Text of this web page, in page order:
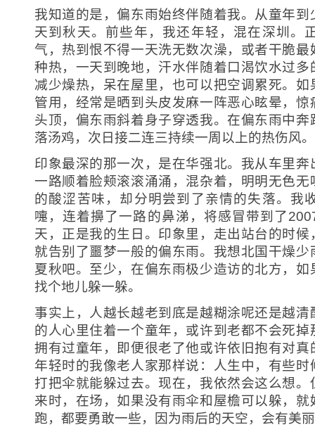
我知道的是，偏东雨始终伴随着我。从童年
天到秋天。前些年，我还年轻，混在深圳。
气，热到恨不得一天洗无数次澡，或者干脆
种热，一天到晚地，汗水伴随着口渴饮水过
减少燥热，呆在屋里，也可以把空调累死。
管用，经常是晒到头皮发麻一阵恶心眩晕，
头顶，偏东雨斜着身子穿透我。在偏东雨中
落汤鸡，次日接二连三持续一周以上的热伤风。
印象最深的那一次，是在华强北。我从车里
一路顺着脸颊滚滚涌涌，混杂着，明明无色
的酸涩苦味，却分明尝到了亲情的失落。我
嚏，连着擤了一路的鼻涕，将感冒带到了
天，正是我的生日。印象里，走出站台的时
就告别了噩梦一般的偏东雨。我想北国干燥
夏秋吧。至少，在偏东雨极少造访的北方，
找个地儿躲一躲。
事实上，人越长越老到底是越糊涂呢还是越
的人心里住着一个童年，或许到老都不会死
拥有过童年，即便很老了他或许依旧抱有对
年轻时的我像老人家那样说：人生中，有些
打把伞就能躲过去。现在，我依然会这么想
来时，在场，如果没有雨伞和屋檐可以躲，
跑，都要勇敢一些，因为雨后的天空，会有美